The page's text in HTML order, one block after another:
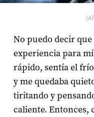
No puedo decir
experiencia para
rápido, sentía el
y me quedaba
tiritando y
caliente. Entonces,